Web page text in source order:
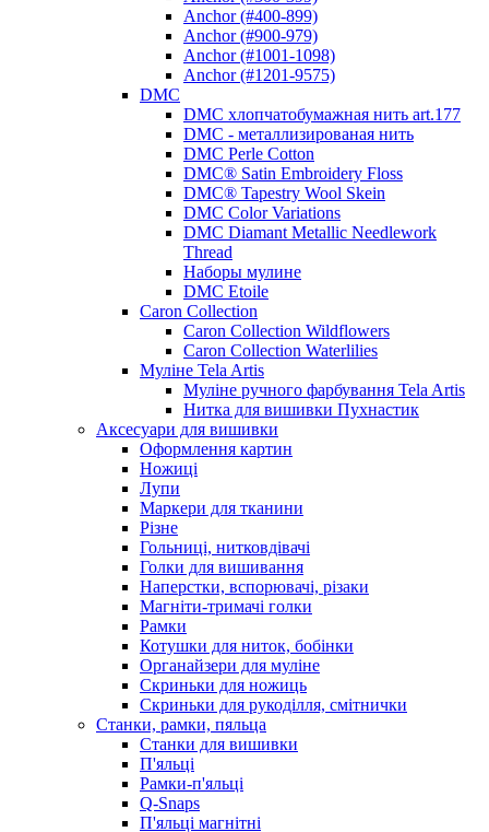
Anchor (#400-899)
Anchor (#900-979)
Anchor (#1001-1098)
Anchor (#1201-9575)
DMC
DMC хлопчатобумажная нить art.177
DMC - металлизированая нить
DMC Perle Cotton
DMC® Satin Embroidery Floss
DMC® Tapestry Wool Skein
DMC Color Variations
DMC Diamant Metallic Needlework
Thread
Наборы мулине
DMC Etoile
Caron Collection
Caron Collection Wildflowers
Caron Collection Waterlilies
Муліне Tela Artis
Муліне ручного фарбування Tela Artis
Нитка для вишивки Пухнастик
Аксесуари для вишивки
Оформлення картин
Ножиці
Лупи
Маркери для тканини
Різне
Гольниці, нитковдівачі
Голки для вишивання
Наперстки, вспорювачі, різаки
Магніти-тримачі голки
Рамки
Котушки для ниток, бобінки
Органайзери для муліне
Скриньки для ножиць
Скриньки для рукоділля, смітнички
Станки, рамки, пяльца
Станки для вишивки
П'яльці
Рамки-п'яльці
Q-Snaps
П'яльці магнітні